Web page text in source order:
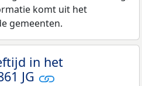
komt uit het
gemeenten.
in het
JG